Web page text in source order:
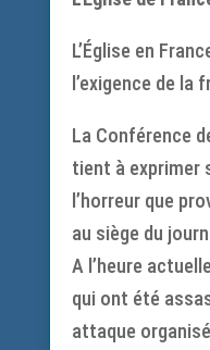
L’Église en
l’exigence de la
La Conférence
tient à exprimer
l’horreur que
au siège du
A l’heure
qui ont été
attaque